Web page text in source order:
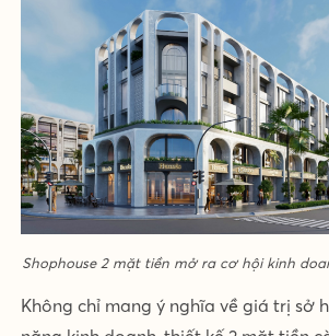
Shophouse 2 mặt tiền mở ra cơ hội kinh
Không chỉ mang ý nghĩa về giá trị sở